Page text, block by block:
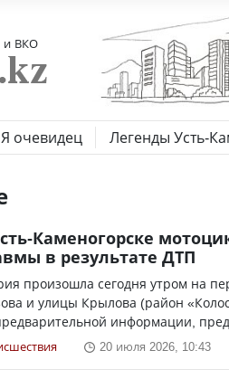
и ВКО
Я очевидец Легенды Усть-
Каменогорске
в результате ДТП
произошла сегодня утром на
и улицы Крылова (район
информации,
20 июля 2026, 10:43